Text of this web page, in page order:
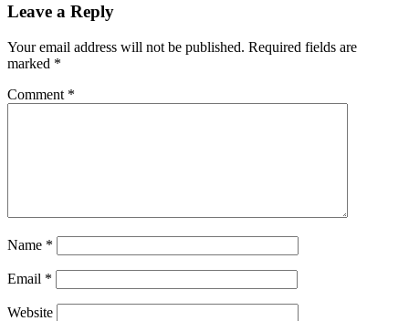
Leave a Reply
Your email address will not be published. Required fields are
marked *
Comment *
Name *
Email *
Website